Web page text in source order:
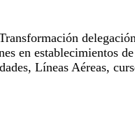
en establecimientos
Líneas Aéreas,